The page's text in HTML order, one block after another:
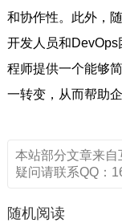
和协作性。此外，
开发人员和
程师提供一个能够
一转变，从而帮助
本站部分文章来
疑问请联系QQ：
随机阅读